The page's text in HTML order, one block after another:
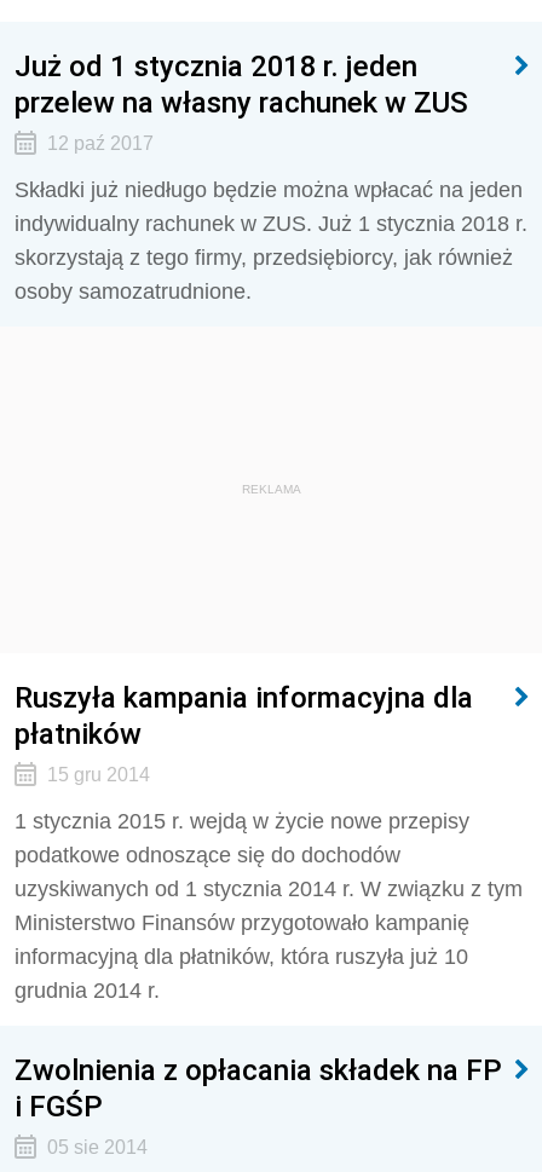
Już od 1 stycznia 2018 r. jeden
przelew na własny rachunek w ZUS
12 paź 2017
Składki już niedługo będzie można wpłacać na jeden
indywidualny rachunek w ZUS. Już 1 stycznia 2018 r.
skorzystają z tego firmy, przedsiębiorcy, jak również
osoby samozatrudnione.
REKLAMA
Ruszyła kampania informacyjna dla
płatników
15 gru 2014
1 stycznia 2015 r. wejdą w życie nowe przepisy
podatkowe odnoszące się do dochodów
uzyskiwanych od 1 stycznia 2014 r. W związku z tym
Ministerstwo Finansów przygotowało kampanię
informacyjną dla płatników, która ruszyła już 10
grudnia 2014 r.
Zwolnienia z opłacania składek na FP
i FGŚP
05 sie 2014